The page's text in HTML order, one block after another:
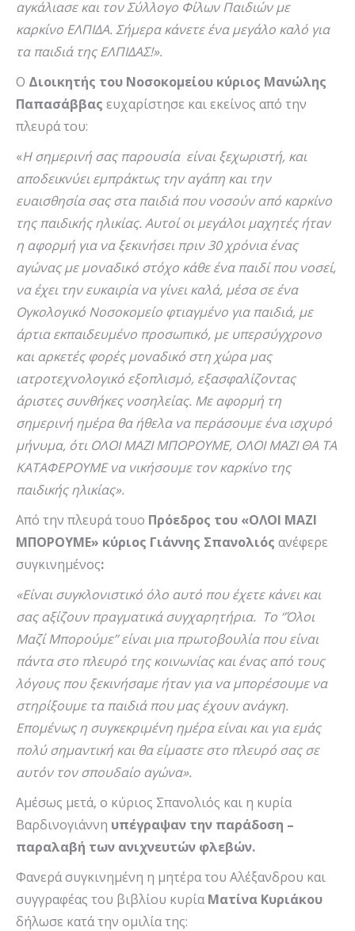
αγκάλιασε και τον Σύλλογο Φίλων Παιδιών με
καρκίνο ΕΛΠΙΔΑ. Σήμερα κάνετε ένα μεγάλο καλό για
τα παιδιά της ΕΛΠΙΔΑΣ!».
Ο Διοικητής του Νοσοκομείου κύριος Μανώλης
Παπασάββας ευχαρίστησε και εκείνος από την
πλευρά του:
«Η σημερινή σας παρουσία είναι ξεχωριστή, και
αποδεικνύει εμπράκτως την αγάπη και την
ευαισθησία σας στα παιδιά που νοσούν από καρκίνο
της παιδικής ηλικίας. Αυτοί οι μεγάλοι μαχητές ήταν
η αφορμή για να ξεκινήσει πριν 30 χρόνια ένας
αγώνας με μοναδικό στόχο κάθε ένα παιδί που νοσεί,
να έχει την ευκαιρία να γίνει καλά, μέσα σε ένα
Ογκολογικό Νοσοκομείο φτιαγμένο για παιδιά, με
άρτια εκπαιδευμένο προσωπικό, με υπερσύγχρονο
και αρκετές φορές μοναδικό στη χώρα μας
ιατροτεχνολογικό εξοπλισμό, εξασφαλίζοντας
άριστες συνθήκες νοσηλείας. Με αφορμή τη
σημερινή ημέρα θα ήθελα να περάσουμε ένα ισχυρό
μήνυμα, ότι ΟΛΟΙ ΜΑΖΙ ΜΠΟΡΟΥΜΕ, ΟΛΟΙ ΜΑΖΙ ΘΑ ΤΑ
ΚΑΤΑΦΕΡΟΥΜΕ να νικήσουμε τον καρκίνο της
παιδικής ηλικίας».
Από την πλευρά τουο Πρόεδρος του «ΟΛΟΙ ΜΑΖΙ
ΜΠΟΡΟΥΜΕ» κύριος Γιάννης Σπανολιός ανέφερε
συγκινημένος:
«Είναι συγκλονιστικό όλο αυτό που έχετε κάνει και
σας αξίζουν πραγματικά συγχαρητήρια. Το ‘’Όλοι
Μαζί Μπορούμε’’ είναι μια πρωτοβουλία που είναι
πάντα στο πλευρό της κοινωνίας και ένας από τους
λόγους που ξεκινήσαμε ήταν για να μπορέσουμε να
στηρίξουμε τα παιδιά που μας έχουν ανάγκη.
Επομένως η συγκεκριμένη ημέρα είναι και για εμάς
πολύ σημαντική και θα είμαστε στο πλευρό σας σε
αυτόν τον σπουδαίο αγώνα».
Αμέσως μετά, ο κύριος Σπανολιός και η κυρία
Βαρδινογιάννη υπέγραψαν την παράδοση –
παραλαβή των ανιχνευτών φλεβών.
Φανερά συγκινημένη η μητέρα του Αλέξανδρου και
συγγραφέας του βιβλίου κυρίαΜατίνα Κυριάκου
δήλωσε κατά την ομιλία της: